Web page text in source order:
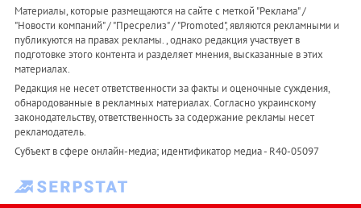
Материалы, которые размещаются на сайте с меткой "Реклама" /
"Новости компаний" / "Пресрелиз" / "Promoted", являются рекламными и
публикуются на правах рекламы. , однако редакция участвует в
подготовке этого контента и разделяет мнения, высказанные в этих
материалах.
Редакция не несет ответственности за факты и оценочные суждения,
обнародованные в рекламных материалах. Согласно украинскому
законодательству, ответственность за содержание рекламы несет
рекламодатель.
Субъект в сфере онлайн-медиа; идентификатор медиа - R40-05097